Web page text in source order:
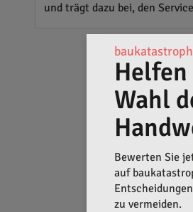
und trägt dazu bei, den
Wahl
Bewerten Sie
auf
zu vermeiden.